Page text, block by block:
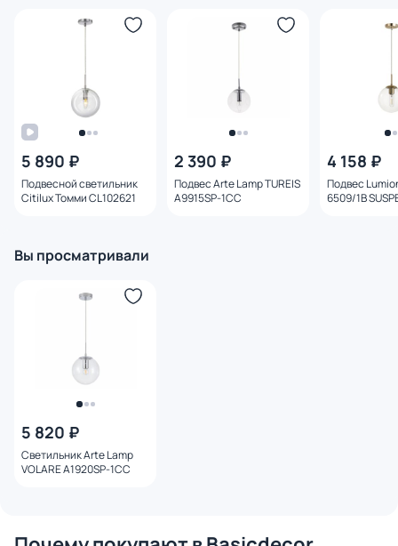
5 890 ₽
Подвесной светильник
Citilux Томми CL102621
2 390 ₽
Подвес Arte Lamp TUREIS
A9915SP-1CC
4 158 ₽
Подвес
6509/1B
Вы просматривали
5 820 ₽
Светильник Arte Lamp
VOLARE A1920SP-1CC